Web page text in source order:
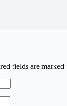
fields are marked